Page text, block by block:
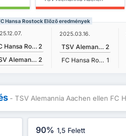
Hansa Rostock Előző eredmények
FC Hansa Rostock 2
TSV Alemannia Aachen 2
2025.03.16.
TSV Alemannia Aachen 2
FC Hansa Rostock 1
- TSV Alemannia Aachen ellen FC
90% 1,5 Felett